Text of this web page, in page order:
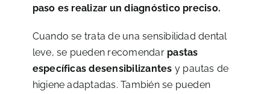
paso es realizar un diagnóstico preciso.
Cuando se trata de una sensibilidad dental
leve, se pueden recomendar pastas
específicas desensibilizantes y pautas de
higiene adaptadas. También se pueden